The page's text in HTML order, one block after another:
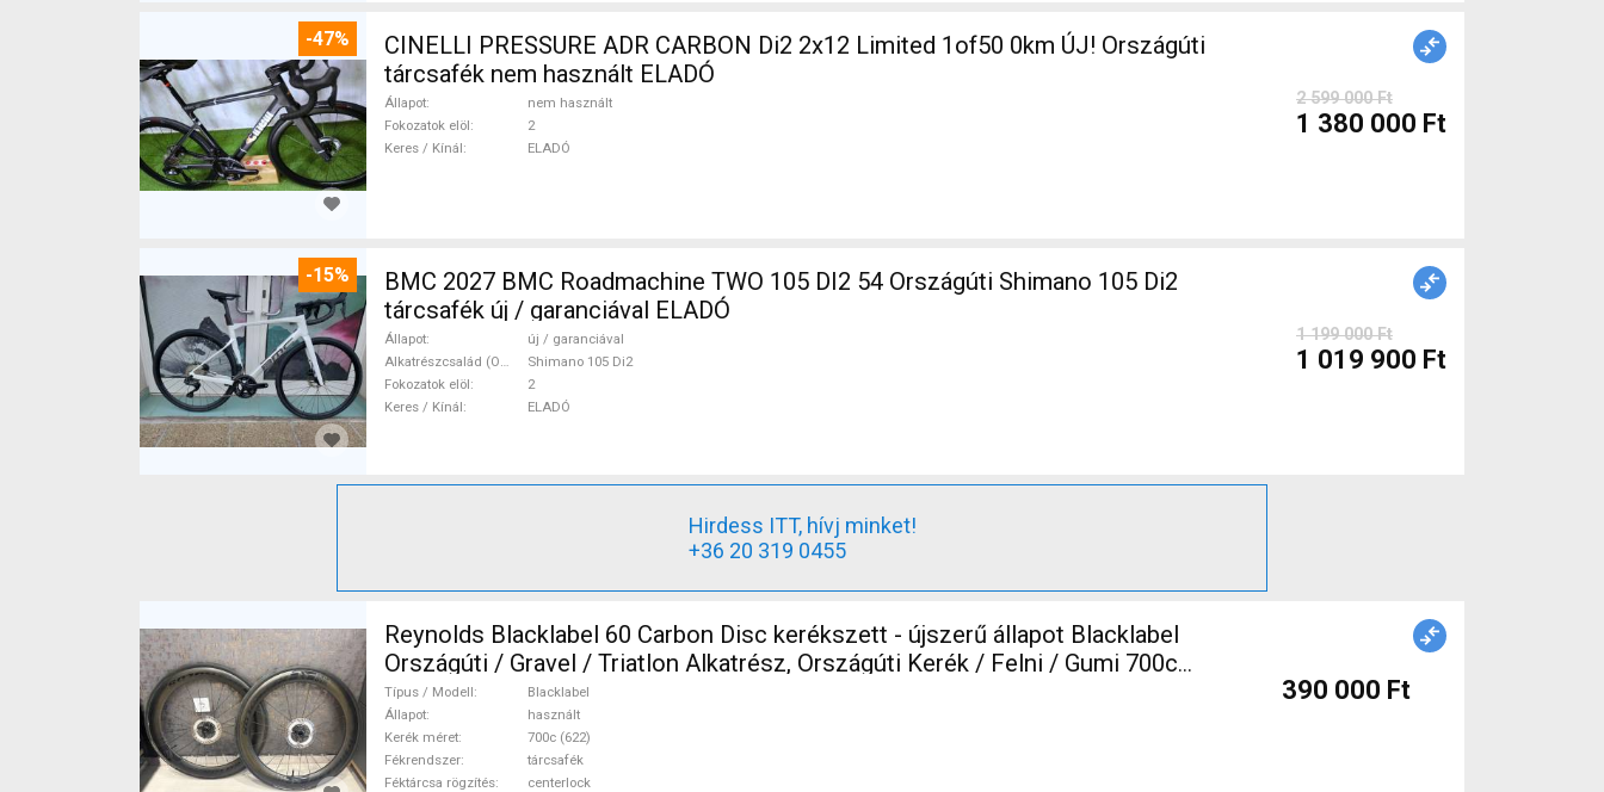
-47%
CINELLI PRESSURE ADR CARBON Di2 2x12 Limited 1of50 0km ÚJ! Országúti
tárcsafék nem használt ELADÓ
Állapot
nem használt
Fokozatok elöl
2
Keres / Kínál
ELADÓ
2 599 000 Ft
1 380 000 Ft
-15%
BMC 2027 BMC Roadmachine TWO 105 DI2 54 Országúti Shimano 105 Di2
tárcsafék új / garanciával ELADÓ
Állapot
új / garanciával
Alkatrészcsalád (Outi)
Shimano 105 Di2
Fokozatok elöl
2
Keres / Kínál
ELADÓ
1 199 000 Ft
1 019 900 Ft
Hirdess ITT, hívj minket!
+36 20 319 0455
Reynolds Blacklabel 60 Carbon Disc kerékszett - újszerű állapot Blacklabel
Országúti / Gravel / Triatlon Alkatrész, Országúti Kerék / Felni / Gumi 700c
(622) használt ELADÓ
Típus / Modell
Blacklabel
Állapot
használt
Kerék méret
700c (622)
Fékrendszer
tárcsafék
Féktárcsa rögzítés
centerlock
390 000 Ft